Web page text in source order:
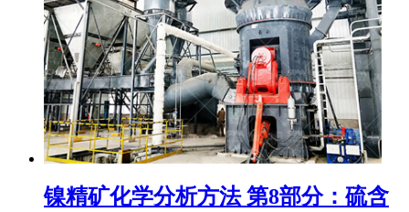
镍精矿化学分析方法 第8部分：硫含